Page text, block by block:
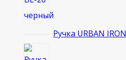
Ручка URBAN IRON